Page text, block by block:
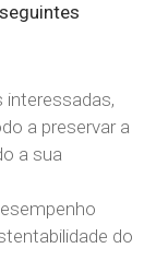
interessadas,
a preservar a
a sua
do